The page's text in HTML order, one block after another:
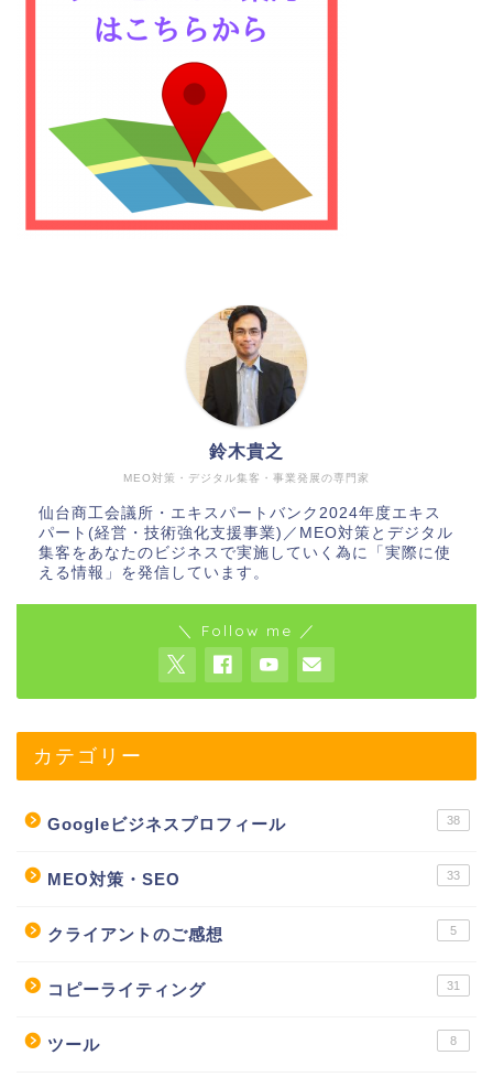
MEO対策・デジタル集客・事業発展の専門家
鈴木貴之
仙台商工会議所・エキスパートバンク2024年度エキス
パート(経営・技術強化支援事業)／MEO対策とデジタル
集客をあなたのビジネスで実施していく為に「実際に使
える情報」を発信しています。
＼ Follow me ／
カテゴリー
Googleビジネスプロフィール 38
MEO対策・SEO 33
クライアントのご感想 5
コピーライティング 31
ツール 8